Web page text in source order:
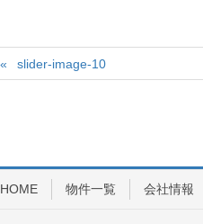
slider-image-10
HOME 物件一覧 会社情報